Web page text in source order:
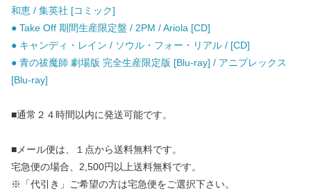
和恵 / 集英社 [コミック]
● Take Off 期間生産限定盤 / 2PM / Ariola [CD]
● キャンディ・レイン / ソウル・フォー・リアル / [CD]
● 青の祓魔師 劇場版 完全生産限定版 [Blu-ray] / アニプレックス
[Blu-ray]
■通常２４時間以内に発送可能です。
■メール便は、１点から送料無料です。
宅急便の場合、2,500円以上送料無料です。
※「代引き」ご希望の方は宅急便をご選択下さい。